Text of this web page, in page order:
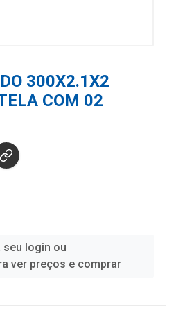
300X2.1X2
COM 02
seu login ou
ver preços e comprar